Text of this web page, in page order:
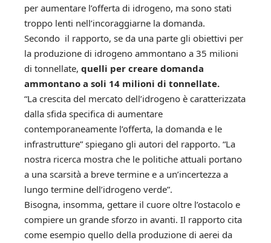
per aumentare l’offerta di idrogeno, ma sono stati
troppo lenti nell’incoraggiarne la domanda.
Secondo il rapporto, se da una parte gli obiettivi per
la produzione di idrogeno ammontano a 35 milioni
di tonnellate, quelli per creare domanda
ammontano a soli 14 milioni di tonnellate.
“La crescita del mercato dell’idrogeno è caratterizzata
dalla sfida specifica di aumentare
contemporaneamente l’offerta, la domanda e le
infrastrutture” spiegano gli autori del rapporto. “La
nostra ricerca mostra che le politiche attuali portano
a una scarsità a breve termine e a un’incertezza a
lungo termine dell’idrogeno verde”.
Bisogna, insomma, gettare il cuore oltre l’ostacolo e
compiere un grande sforzo in avanti. Il rapporto cita
come esempio quello della produzione di aerei da